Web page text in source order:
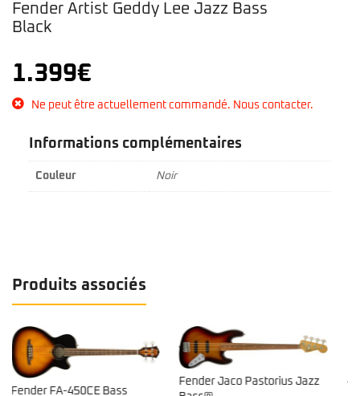
Fender Artist Geddy Lee Jazz Bass
Black
1.399€
Ne peut être actuellement commandé. Nous contacter.
Informations complémentaires
Couleur Noir
Produits associés
Fender Jaco Pastorius Jazz
Yamaha – TRBX 304 White